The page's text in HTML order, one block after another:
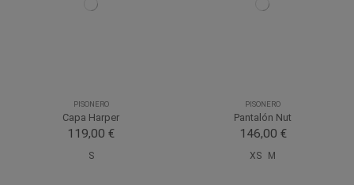
PISONERO
Capa Harper
119,00 €
S
PISONERO
Pantalón Nut
146,00 €
XS M